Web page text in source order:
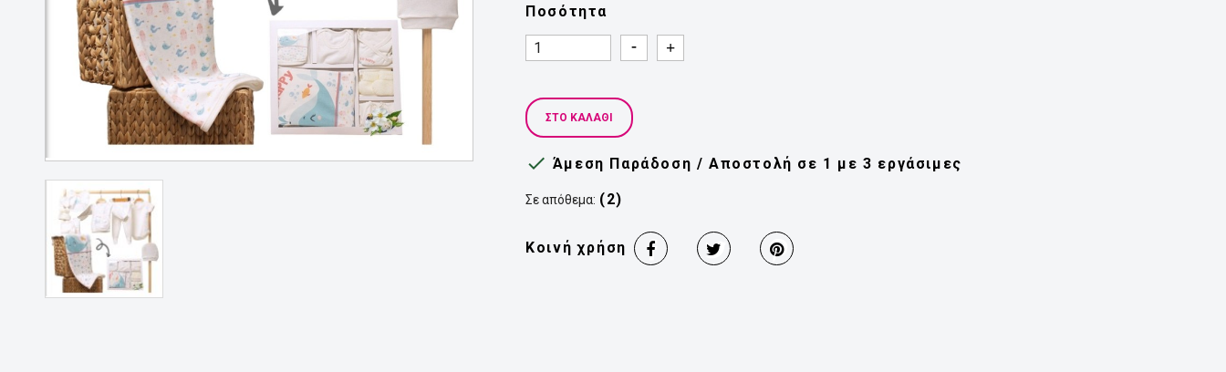
Ποσότητα
Quantity
Quantity
ΣΤΟ ΚΑΛΆΘΙ
 Άμεση Παράδοση / Αποστολή σε 1 με 3 εργάσιμες
Σε απόθεμα: (2)
Κοινή χρήση